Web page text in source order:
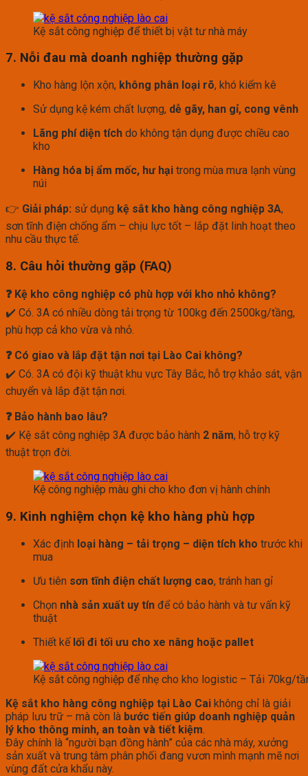
Kệ sắt công nghiệp để thiết bị vật tư nhà máy
7. Nỗi đau mà doanh nghiệp thường gặp
Kho hàng lộn xộn, không phân loại rõ, khó kiểm kê
Sử dụng kệ kém chất lượng, dễ gãy, han gỉ, cong vênh
Lãng phí diện tích do không tận dụng được chiều cao
kho
Hàng hóa bị ẩm mốc, hư hại trong mùa mưa lạnh vùng
núi
👉 Giải pháp: sử dụng kệ sắt kho hàng công nghiệp 3A,
sơn tĩnh điện chống ẩm – chịu lực tốt – lắp đặt linh hoạt theo
nhu cầu thực tế.
8. Câu hỏi thường gặp (FAQ)
❓ Kệ kho công nghiệp có phù hợp với kho nhỏ không?
✔️ Có. 3A có nhiều dòng tải trọng từ 100kg đến 2500kg/tầng,
phù hợp cả kho vừa và nhỏ.
❓ Có giao và lắp đặt tận nơi tại Lào Cai không?
✔️ Có. 3A có đội kỹ thuật khu vực Tây Bắc, hỗ trợ khảo sát, vận
chuyển và lắp đặt tận nơi.
❓ Bảo hành bao lâu?
✔️ Kệ sắt công nghiệp 3A được bảo hành 2 năm, hỗ trợ kỹ
thuật trọn đời.
Kệ công nghiệp màu ghi cho kho đơn vị hành chính
9. Kinh nghiệm chọn kệ kho hàng phù hợp
Xác định loại hàng – tải trọng – diện tích kho trước khi
mua
Ưu tiên sơn tĩnh điện chất lượng cao, tránh han gỉ
Chọn nhà sản xuất uy tín để có bảo hành và tư vấn kỹ
thuật
Thiết kế lối đi tối ưu cho xe nâng hoặc pallet
Kệ sắt công nghiệp để nhẹ cho kho logistic – Tải 70kg/
Kệ sắt kho hàng công nghiệp tại Lào Cai không chỉ là giải
pháp lưu trữ – mà còn là bước tiến giúp doanh nghiệp quản
lý kho thông minh, an toàn và tiết kiệm.
Đây chính là “người bạn đồng hành” của các nhà máy, xưởng
sản xuất và trung tâm phân phối đang vươn mình mạnh mẽ nơi
vùng đất cửa khẩu này.